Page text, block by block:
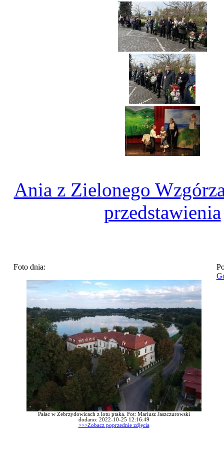
Ania z Zielonego
przedstawienia
Foto dnia:
Pałac w Zebrzydowicach z lotu ptaka. Fot: Mariusz Jaszczurowski
dodano: 2022-10-25 12:16:49
>>>Zobacz poprzednie zdjęcia